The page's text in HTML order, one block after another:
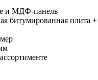
и МДФ-панель
битумированная плита